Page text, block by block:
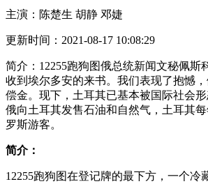
主演： 陈楚生 胡静 邓婕
更新时间： 2021-08-17 10:08:29
简介： 12255跑狗图俄总统新闻文秘佩斯
收到埃尔多安的来书。我们表现了抱憾
偿金。现下，土耳其已基本被国际社会形
俄向土耳其发售石油和自然气，土耳其
罗斯游客。
简介：
12255跑狗图在登记牌的最下方，一个冷